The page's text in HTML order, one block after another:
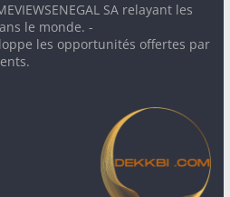
SA relayant les
le monde. -
les opportunités offertes par